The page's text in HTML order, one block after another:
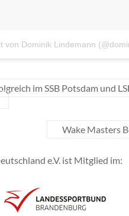
im SSB Potsdam und
Wake Masters
e.V. ist Mitglied im: